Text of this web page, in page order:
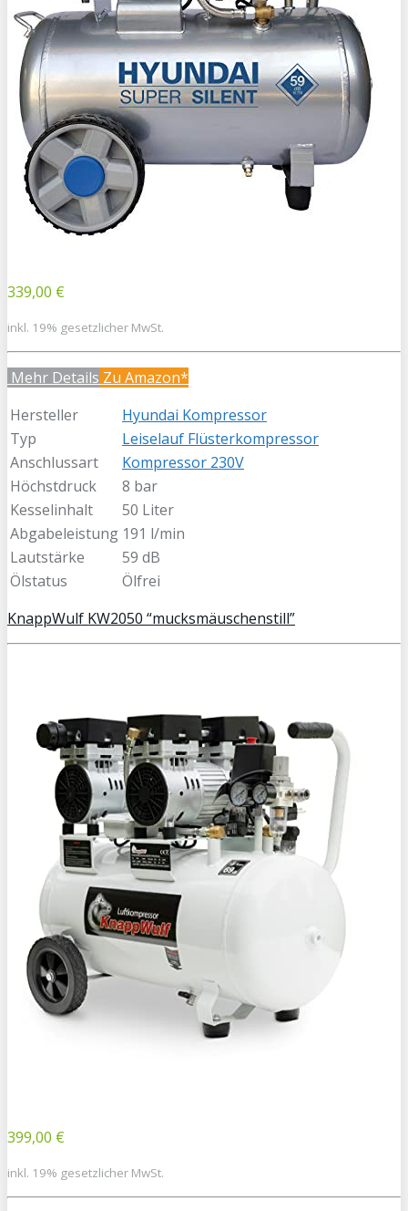
339,00 €
inkl. 19% gesetzlicher MwSt.
Mehr Details Zu Amazon*
Hersteller
Hyundai Kompressor
Typ
Leiselauf Flüsterkompressor
Anschlussart
Kompressor 230V
Höchstdruck
8 bar
Kesselinhalt
50 Liter
Abgabeleistung 191 l/min
Lautstärke
59 dB
Ölstatus
Ölfrei
KnappWulf KW2050 “mucksmäuschenstill”
399,00 €
inkl. 19% gesetzlicher MwSt.